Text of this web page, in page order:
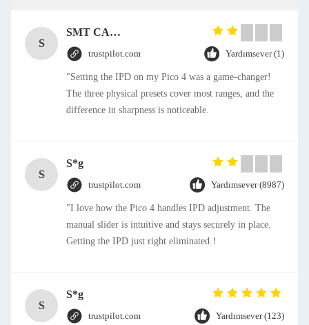
S
SMT CAP Type Box Header Connector 1.27mm Pitch Gold Flash Contact Plating
trustpilot.com Yardımsever (1)
"Setting the IPD on my Pico 4 was a game-changer!
The three physical presets cover most ranges, and the
difference in sharpness is noticeable.
S
S*g
trustpilot.com Yardımsever (8987)
"I love how the Pico 4 handles IPD adjustment. The
manual slider is intuitive and stays securely in place.
Getting the IPD just right eliminated！
S
S*g
trustpilot.com Yardımsever (123)